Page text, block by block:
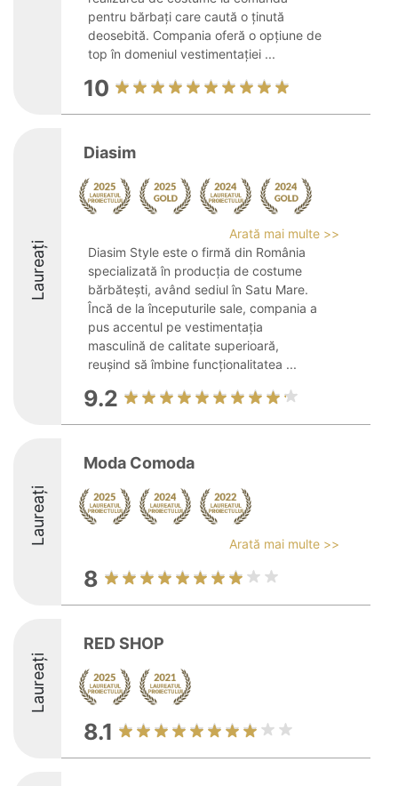
pentru bărbați care caută o ținută
deosebită. Compania oferă o opțiune de
top în domeniul vestimentației ...
10
Laureați
Diasim
Arată mai multe >>
Diasim Style este o firmă din România
specializată în producția de costume
bărbătești, având sediul în Satu Mare.
Încă de la începuturile sale, compania a
pus accentul pe vestimentația
masculină de calitate superioară,
reușind să îmbine funcționalitatea ...
9.2
Laureați
Moda Comoda
Arată mai multe >>
8
Laureați
RED SHOP
8.1